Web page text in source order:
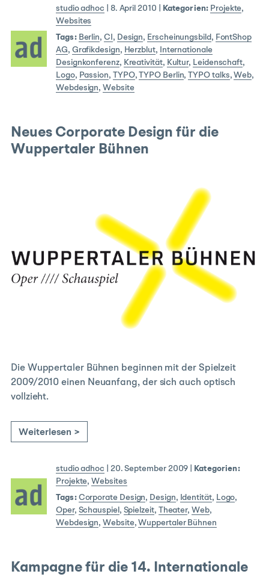
studio adhoc 8. April 2010 Kategorien: Projekte,
Websites
Tags: Berlin, CI , Design, Erscheinungsbild , FontShop
AG, Grafikdesign, Herzblut,
Internationale
Designkonferenz, Kreativität, Kultur, Leidenschaft,
Logo, Passion, TYPO,TYPO Berlin,TYPO talks,Web,
Webdesign,Website
Neues Corporate Design für die
Wuppertaler Bühnen
Die Wuppertaler Bühnen beginnen mit der Spielzeit
2009/2010 einen Neuanfang, der sich auch optisch
vollzieht.
Weiterlesen >
studio adhoc 20. September 2009
Kategorien:
Projekte,Websites
Tags: Corporate Design, Design, Identität, Logo,
Oper, Schauspiel , Spielzeit, Theater, Web,
Webdesign,Website,Wuppertaler Bühnen
Kampagne für die 14. Internationale